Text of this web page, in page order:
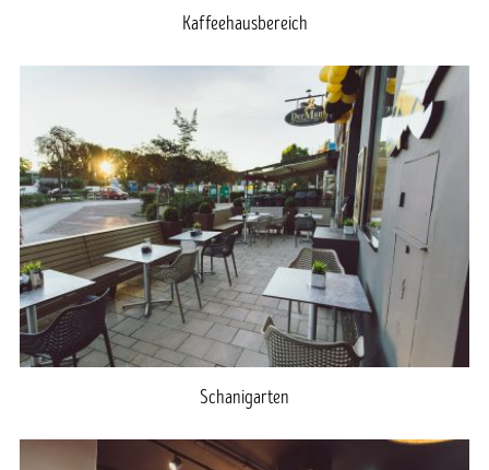
Kaffeehausbereich
Schanigarten